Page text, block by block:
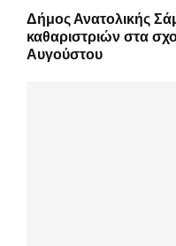
Δήμος Ανατολικής
καθαριστριών στα
Αυγούστου